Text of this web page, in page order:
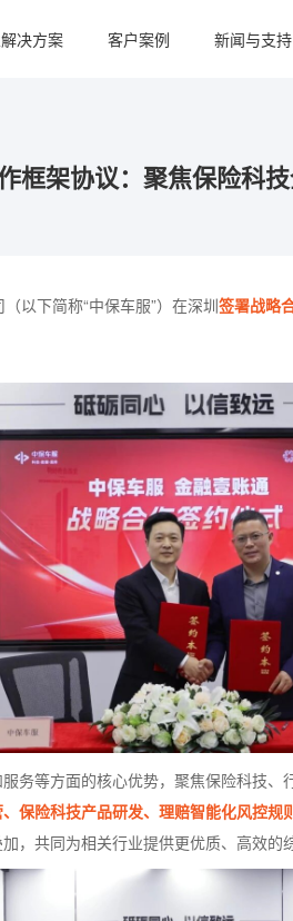
决方案 客户案例 新闻与支持
框架协议：聚焦保险科
以下简称“中保车服”）在深圳签署战略
务等方面的核心优势，聚焦保险科技、
保险科技产品研发、理赔智能化风控
，共同为相关行业提供更优质、高效的